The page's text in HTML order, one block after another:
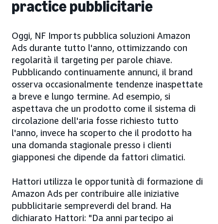
practice pubblicitarie
Oggi, NF Imports pubblica soluzioni Amazon
Ads durante tutto l'anno, ottimizzando con
regolarità il targeting per parole chiave.
Pubblicando continuamente annunci, il brand
osserva occasionalmente tendenze inaspettate
a breve e lungo termine. Ad esempio, si
aspettava che un prodotto come il sistema di
circolazione dell'aria fosse richiesto tutto
l'anno, invece ha scoperto che il prodotto ha
una domanda stagionale presso i clienti
giapponesi che dipende da fattori climatici.
Hattori utilizza le opportunità di formazione di
Amazon Ads per contribuire alle iniziative
pubblicitarie sempreverdi del brand. Ha
dichiarato Hattori: "Da anni partecipo ai